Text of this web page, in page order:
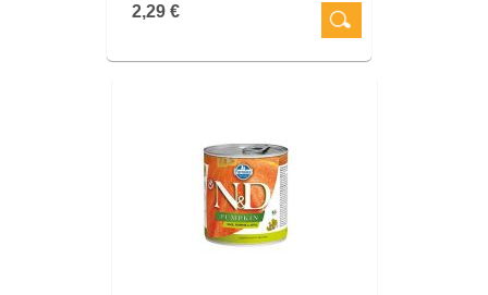
2,29 €